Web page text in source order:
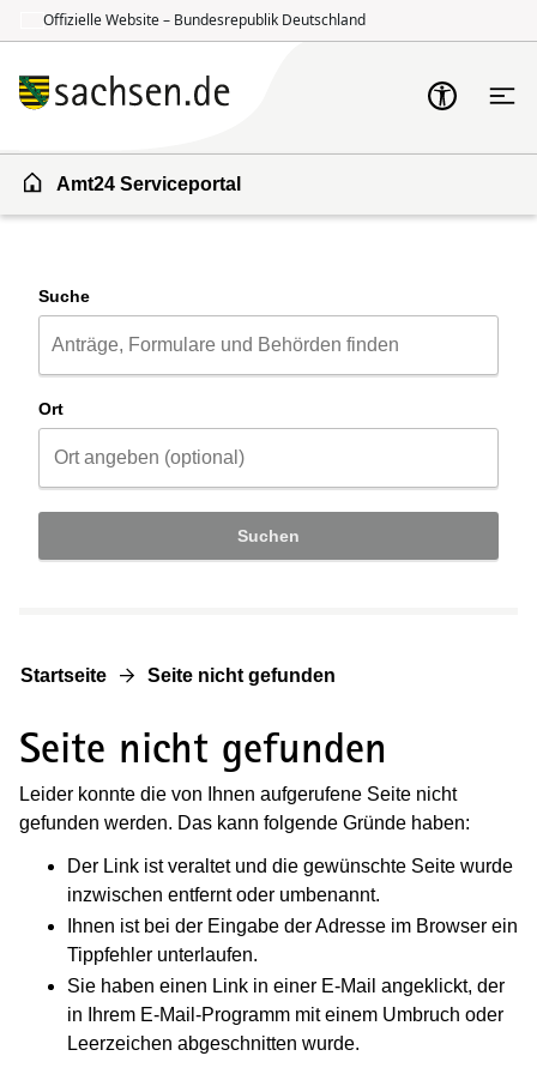
Offizielle Website – Bundesrepublik Deutschland
Amt24 Serviceportal
Suche
Ort
Suchen
Startseite Seite nicht gefunden
Seite nicht gefunden
Leider konnte die von Ihnen aufgerufene Seite nicht
gefunden werden. Das kann folgende Gründe haben:
Der Link ist veraltet und die gewünschte Seite wurde
inzwischen entfernt oder umbenannt.
Ihnen ist bei der Eingabe der Adresse im Browser ein
Tippfehler unterlaufen.
Sie haben einen Link in einer E-Mail angeklickt, der
in Ihrem E-Mail-Programm mit einem Umbruch oder
Leerzeichen abgeschnitten wurde.